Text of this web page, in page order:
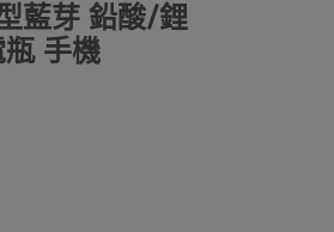
藍芽 鉛酸/鋰
手機